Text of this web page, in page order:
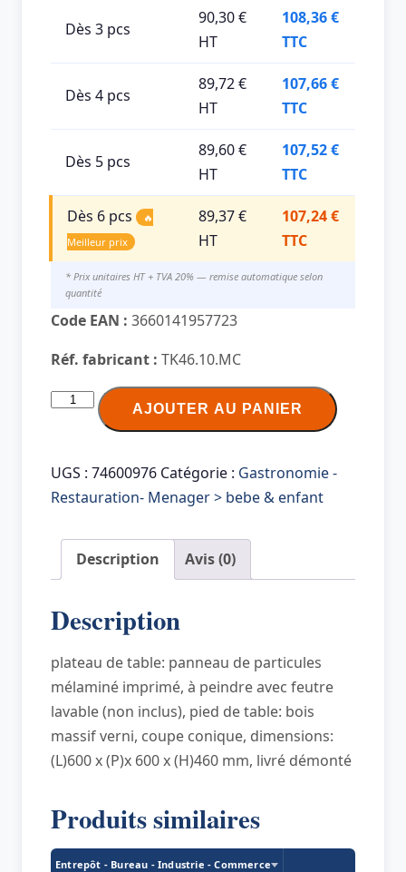
Dès 3 pcs
90,30 €
HT
108,36 €
TTC
Dès 4 pcs
89,72 €
HT
107,66 €
TTC
Dès 5 pcs
89,60 €
HT
107,52 €
TTC
Dès 6 pcs
🔥
Meilleur prix
89,37 €
HT
107,24 €
TTC
* Prix unitaires HT + TVA 20% — remise automatique selon
quantité
Code EAN : 3660141957723
Réf. fabricant : TK46.10.MC
quantité
Table
à
KIDS
"JUNGLE",
460
AJOUTER AU PANIER
UGS : 74600976 Catégorie : Gastronomie -
Restauration- Menager > bebe & enfant
Description Avis (0)
Description
plateau de table: panneau de particules
mélaminé imprimé, à peindre avec feutre
lavable (non inclus), pied de table: bois
massif verni, coupe conique, dimensions:
(L)600 x (P)x 600 x (H)460 mm, livré démonté
Produits similaires
Entrepôt - Bureau - Industrie - Commerce